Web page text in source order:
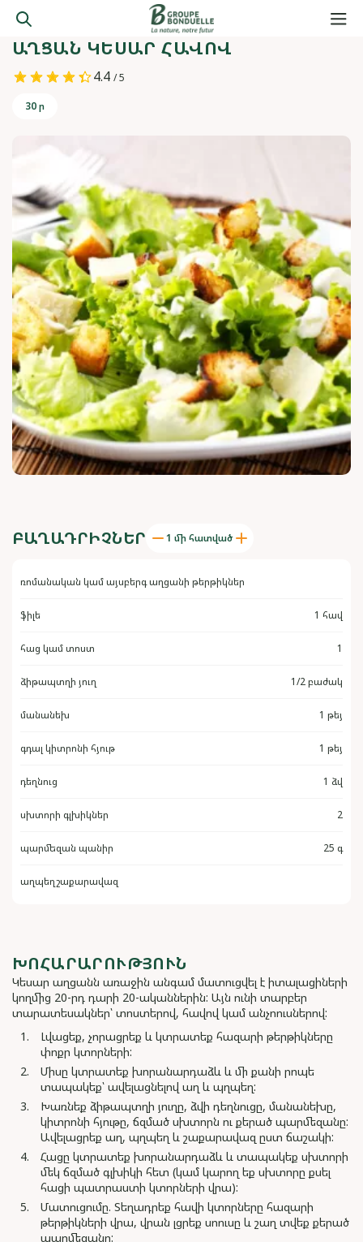
ԱՂՑԱՆ ԿԵՍԱՐ ՀԱՎՈՎ
4.4 / 5
30 ր
ԲԱՂԱԴՐԻՉՆԵՐ 1 մի հատված
ռոմանական կամ այսբերգ աղցանի թերթիկներ
ֆիլե 1 հավ
հաց կամ տոստ 1
ձիթապտղի յուղ 1/2 բաժակ
մանանեխ 1 թեյ
գդալ կիտրոնի հյութ 1 թեյ
դեղնուց 1 ձվ
սխտորի գլխիկներ 2
պարմեզան պանիր 25 գ
աղպեղշաքարավազ
ԽՈՀԱՐԱՐՈՒԹՅՈՒՆ
Կեսար աղցանն առաջին անգամ մատուցվել է իտալացիների
կողմից 20-րդ դարի 20-ականներին: Այն ունի տարբեր
տարատեսակներ՝ տոստերով, հավով կամ անչոուսներով:
Լվացեք, չորացրեք և կտրատեք հազարի թերթիկները
փոքր կտորների:
Միսը կտրատեք խորանարդաձև և մի քանի րոպե
տապակեք՝ ավելացնելով աղ և պղպեղ:
Խառնեք ձիթապտղի յուղը, ձվի դեղնուցը, մանանեխը,
կիտրոնի հյութը, ճզմած սխտորն ու քերած պարմեզանը:
Ավելացրեք աղ, պղպեղ և շաքարավազ ըստ ճաշակի:
Հացը կտրատեք խորանարդաձև և տապակեք սխտորի
մեկ ճզմած գլխիկի հետ (կամ կարող եք սխտորը քսել
հացի պատրաստի կտորների վրա):
Մատուցումը. Տեղադրեք հավի կտորները հազարի
թերթիկների վրա, վրան լցրեք սոուսը և շաղ տվեք քերած
պարմեզանը: